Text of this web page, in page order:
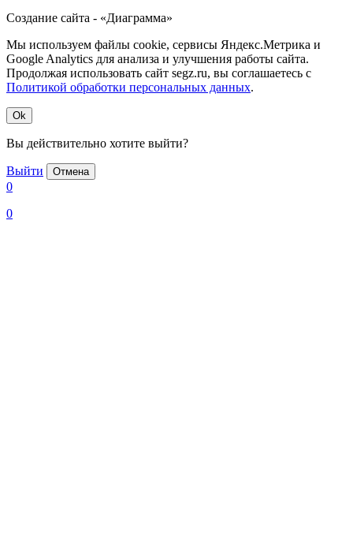
Создание сайта - «Диаграмма»
Мы используем файлы cookie, сервисы Яндекс.Метрика и
Google Analytics для анализа и улучшения работы сайта.
Продолжая использовать сайт segz.ru, вы соглашаетесь с
Политикой обработки персональных данных.
Ok
Вы действительно хотите выйти?
Выйти Отмена
0
0